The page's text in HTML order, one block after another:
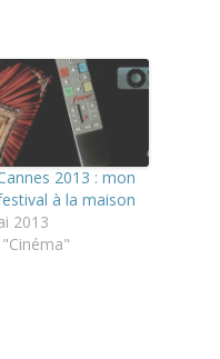
2013 : mon
à la maison
2013